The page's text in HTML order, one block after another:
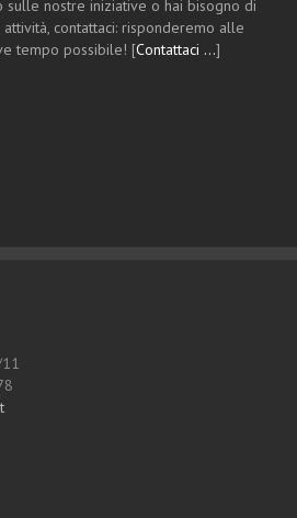
nostre iniziative o hai bisogno di
contattaci: risponderemo alle
tempo possibile! [Contattaci …]